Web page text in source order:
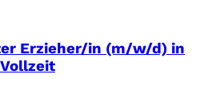
Erzieher/in (m/w/d) in